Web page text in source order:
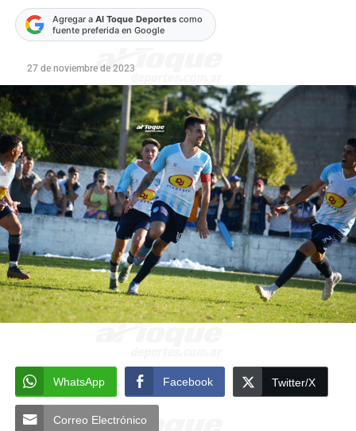
Agregar a Al Toque Deportescomo
fuente preferida en Google
27 de noviembre de 2023
WhatsApp Facebook Twitter/X
Correo Electrónico